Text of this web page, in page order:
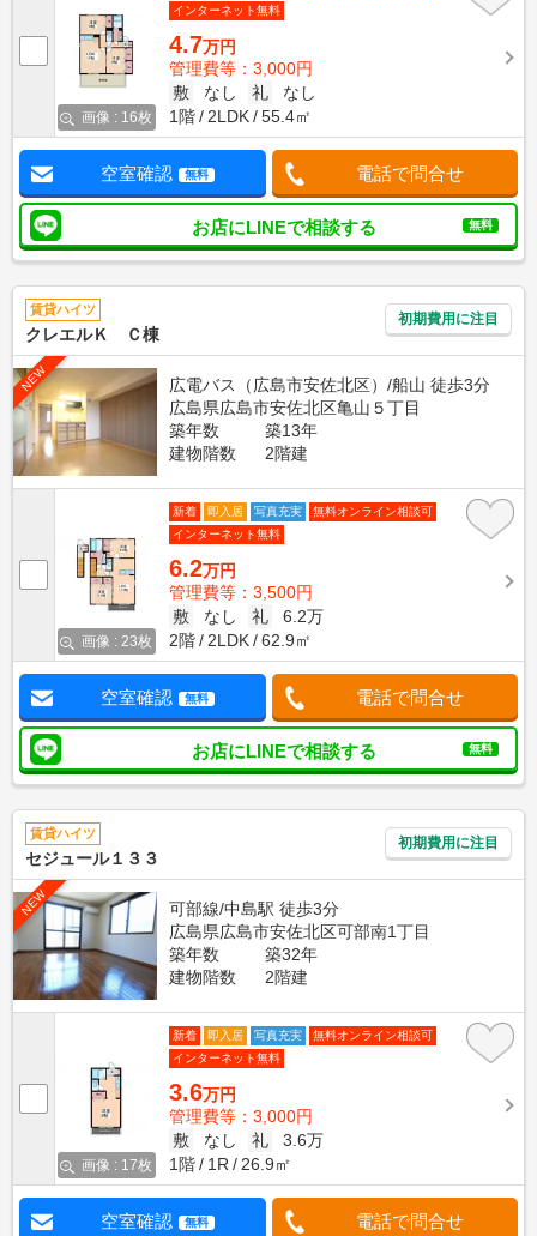
画像 : 16枚
インターネット無料
4.7万円
管理費等：3,000円
敷
なし 礼
なし
1階
2LDK 55.4㎡
空室確認 無料 電話で問合せ
お店にLINEで相談する 無料
賃貸ハイツ
クレエルＫ Ｃ棟
初期費用に注目
NEW
広電バス（広島市安佐北区）/船山 徒歩3分
広島県広島市安佐北区亀山５丁目
築年数
築13年
建物階数
2階建
画像 : 23枚
新着 即入居 写真充実
無料オンライン相談可
インターネット無料
6.2万円
管理費等：3,500円
敷
なし 礼
6.2万
2階
2LDK 62.9㎡
空室確認 無料 電話で問合せ
お店にLINEで相談する 無料
賃貸ハイツ
セジュール１３３
初期費用に注目
NEW
可部線/中島駅 徒歩3分
広島県広島市安佐北区可部南1丁目
築年数
築32年
建物階数
2階建
画像 : 17枚
新着 即入居 写真充実
無料オンライン相談可
インターネット無料
3.6万円
管理費等：3,000円
敷
なし 礼
3.6万
1階
1R 26.9㎡
空室確認 無料 電話で問合せ